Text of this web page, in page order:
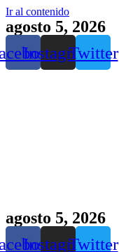
Ir al contenido
agosto 5, 2026
InstagramTwitter
agosto 5, 2026
InstagramTwitter